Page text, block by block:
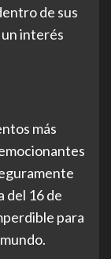
de sus
interés
más
del 16 de
para